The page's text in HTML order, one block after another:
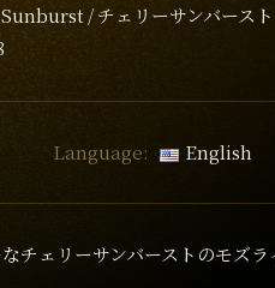
チェリーサンバースト
Language: English
チェリーサンバーストのモズラ